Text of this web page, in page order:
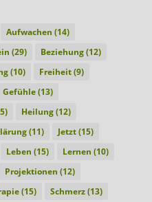
Aufwachen (14)
(29) Beziehung(12)
(10) Freiheit(9)
Gefühle(13)
Heilung(12)
(11) Jetzt(15)
Leben (15) Lernen (10)
Projektionen (12)
(15) Schmerz(13)